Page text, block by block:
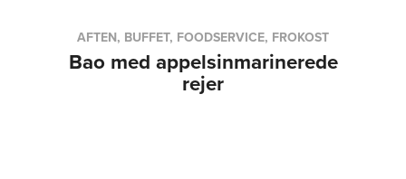
AFTEN, BUFFET, FOODSERVICE, FROKOST
Bao med appelsinmarinerede
rejer